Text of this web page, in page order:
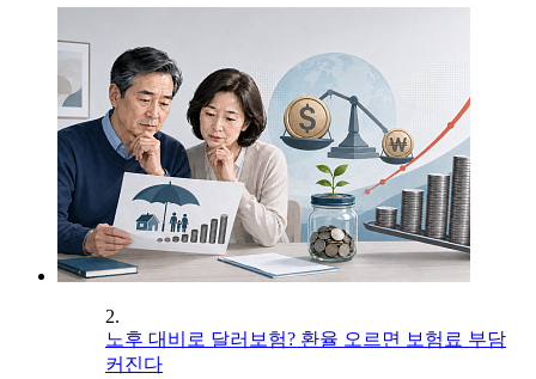
2.
노후 대비로 달러보험? 환율 오르면 보험료 부담
커진다